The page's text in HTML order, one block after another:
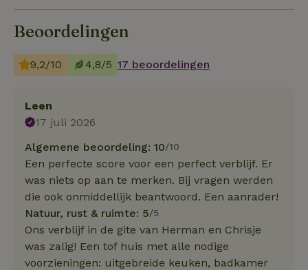
Beoordelingen
9,2/10 4,8/5 17 beoordelingen
Leen
17 juli 2026
Algemene beoordeling: 10/10
Een perfecte score voor een perfect verblijf. Er
was niets op aan te merken. Bij vragen werden
die ook onmiddellijk beantwoord. Een aanrader!
Natuur, rust & ruimte: 5/5
Ons verblijf in de gite van Herman en Chrisje
was zalig! Een tof huis met alle nodige
voorzieningen: uitgebreide keuken, badkamer